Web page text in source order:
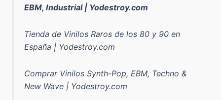
EBM, Industrial | Yodestroy.com
Tienda de Vinilos Raros de los 80 y 90 en
España | Yodestroy.com
Comprar Vinilos Synth-Pop, EBM, Techno &
New Wave | Yodestroy.com